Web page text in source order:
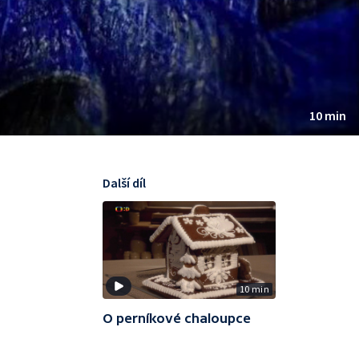
10 min
10 min
Další díl
O perníkové chaloupce